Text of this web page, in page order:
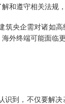
和遵守相关法规
央企需对诸如
外终端可能面临
到，不仅要解